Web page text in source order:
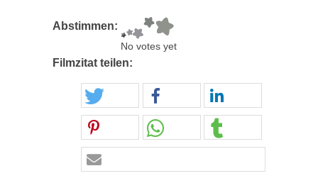
Abstimmen:
No votes yet
Filmzitat teilen: